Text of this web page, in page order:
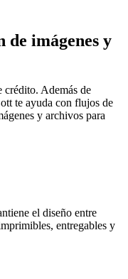
de imágenes y
crédito. Además de
te ayuda con flujos de
y archivos para
el diseño entre
entregables y